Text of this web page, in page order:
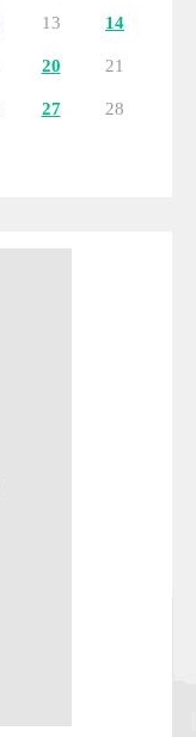
13 14
20 21
27 28